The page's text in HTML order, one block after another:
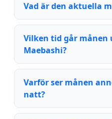
Vad är den aktuella
Vilken tid går månen
Maebashi?
Varför ser månen
natt?